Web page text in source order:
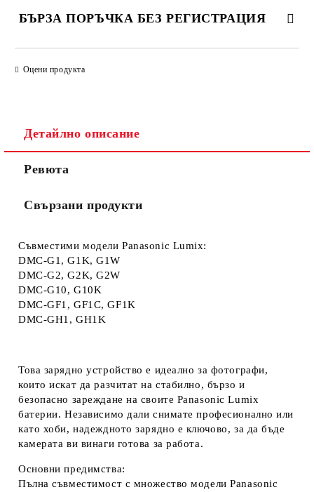
БЪРЗА ПОРЪЧКА БЕЗ РЕГИСТРАЦИЯ
Съгласен съм с
Ние ще се свържем с вас в рамките на работния ден.
Оцени продукта
Детайлно описание
Ревюта
Свързани продукти
Съвместими модели Panasonic Lumix:
DMC‑G1, G1K, G1W
DMC‑G2, G2K, G2W
DMC‑G10, G10K
DMC‑GF1, GF1C, GF1K
DMC‑GH1, GH1K
Това зарядно устройство е идеално за фотографи,
които искат да разчитат на стабилно, бързо и
безопасно зареждане на своите Panasonic Lumix
батерии. Независимо дали снимате професионално или
като хоби, надеждното зарядно е ключово, за да бъде
камерата ви винаги готова за работа.
Основни предимства:
Пълна съвместимост с множество модели Panasonic